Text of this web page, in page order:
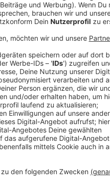
Glühweinverkauf zwischen
Bei einem Erörterungstermin
geschlossen. Der
darf wie auch der
freitags und
am Fenster verkaufen. Das
vom "LoMo" gefordert, den
um 17:00 Uhr
zufrieden. "Jetzt können
schon eingekauften